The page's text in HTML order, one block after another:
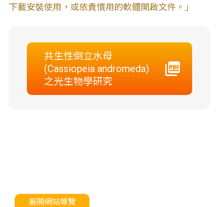
下載安裝使用，或依貴慣用的軟體開啟文件。」
共生性倒立水母
(Cassiopeia andromeda)
之光生物學研究
展開網站導覽